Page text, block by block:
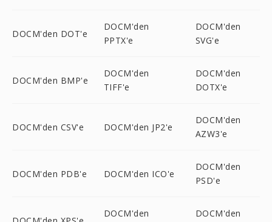
DOCM'den DOT'e
DOCM'den
PPTX'e
DOCM'den
SVG'e
DOCM'den BMP'e
DOCM'den
TIFF'e
DOCM'den
DOTX'e
DOCM'den CSV'e DOCM'den JP2'e
DOCM'den
AZW3'e
DOCM'den PDB'e DOCM'den ICO'e
DOCM'den
PSD'e
DOCM'den
DOCM'den